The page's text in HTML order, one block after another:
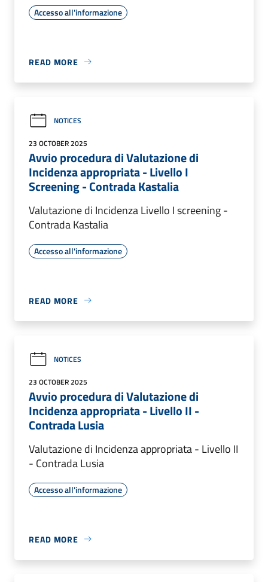
Accesso all'informazione
READ MORE
NOTICES
23 OCTOBER 2025
Avvio procedura di Valutazione di
Incidenza appropriata - Livello I
Screening - Contrada Kastalia
Valutazione di Incidenza Livello I screening -
Contrada Kastalia
Accesso all'informazione
READ MORE
NOTICES
23 OCTOBER 2025
Avvio procedura di Valutazione di
Incidenza appropriata - Livello II -
Contrada Lusia
Valutazione di Incidenza appropriata - Livello II
- Contrada Lusia
Accesso all'informazione
READ MORE